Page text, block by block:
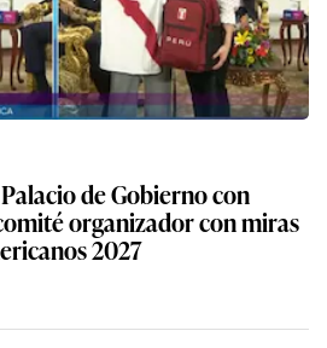
de Gobierno con
organizador con miras
2027